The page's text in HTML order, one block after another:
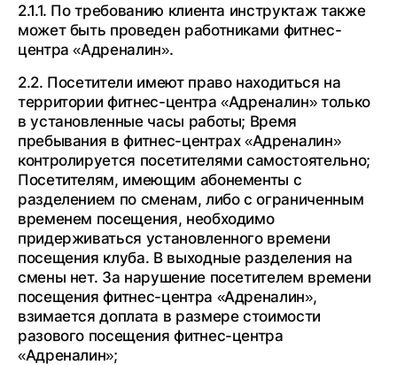
2.1.1. По требованию клиента инструктаж также
может быть проведен работниками фитнес-
центра «Адреналин».
2.2. Посетители имеют право находиться на
территории фитнес-центра «Адреналин» только
в установленные часы работы; Время
пребывания в фитнес-центрах «Адреналин»
контролируется посетителями самостоятельно;
Посетителям, имеющим абонементы с
разделением по сменам, либо с ограниченным
временем посещения, необходимо
придерживаться установленного времени
посещения клуба. В выходные разделения на
смены нет. За нарушение посетителем времени
посещения фитнес-центра «Адреналин»,
взимается доплата в размере стоимости
разового посещения фитнес-центра
«Адреналин»;